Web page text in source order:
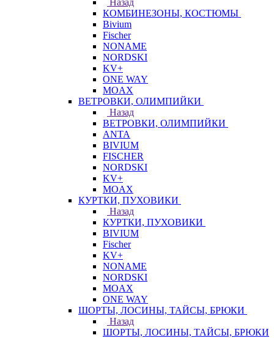
Назад
КОМБИНЕЗОНЫ, КОСТЮМЫ
Bivium
Fischer
NONAME
NORDSKI
KV+
ONE WAY
MOAX
ВЕТРОВКИ, ОЛИМПИЙКИ
Назад
ВЕТРОВКИ, ОЛИМПИЙКИ
ANTA
BIVIUM
FISCHER
NORDSKI
KV+
MOAX
КУРТКИ, ПУХОВИКИ
Назад
КУРТКИ, ПУХОВИКИ
BIVIUM
Fischer
KV+
NONAME
NORDSKI
MOAX
ONE WAY
ШОРТЫ, ЛОСИНЫ, ТАЙСЫ, БРЮКИ
Назад
ШОРТЫ, ЛОСИНЫ, ТАЙСЫ, БРЮКИ